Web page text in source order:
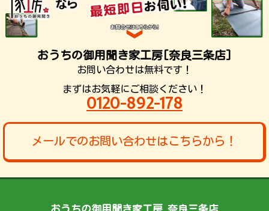
おうちの御用聞き家工房[奈良三条店]
お問い合わせは無料です！
まずはお気軽にご相談ください！
0120-892-178
メールでのお問い合わせはこちらから！